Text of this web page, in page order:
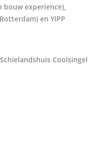
experience),
en YiPP
Coolsingel